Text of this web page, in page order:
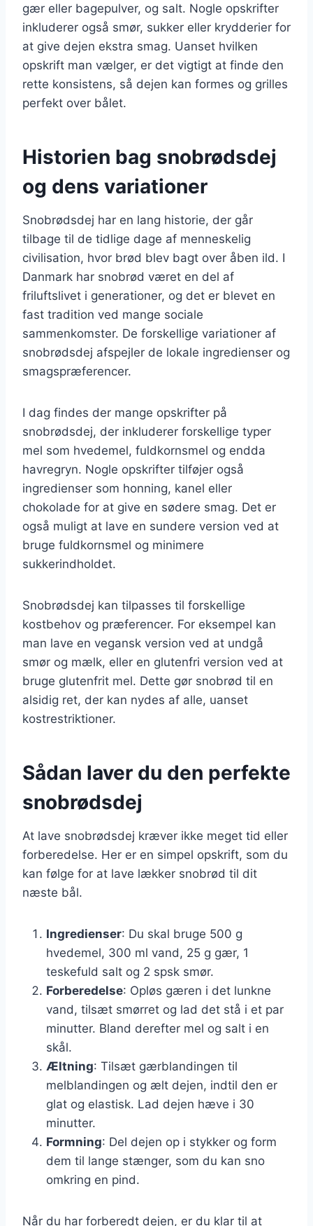
gær eller bagepulver, og salt. Nogle opskrifter
inkluderer også smør, sukker eller krydderier for
at give dejen ekstra smag. Uanset hvilken
opskrift man vælger, er det vigtigt at finde den
rette konsistens, så dejen kan formes og grilles
perfekt over bålet.
Historien bag snobrødsdej
og dens variationer
Snobrødsdej har en lang historie, der går
tilbage til de tidlige dage af menneskelig
civilisation, hvor brød blev bagt over åben ild. I
Danmark har snobrød været en del af
friluftslivet i generationer, og det er blevet en
fast tradition ved mange sociale
sammenkomster. De forskellige variationer af
snobrødsdej afspejler de lokale ingredienser og
smagspræferencer.
I dag findes der mange opskrifter på
snobrødsdej, der inkluderer forskellige typer
mel som hvedemel, fuldkornsmel og endda
havregryn. Nogle opskrifter tilføjer også
ingredienser som honning, kanel eller
chokolade for at give en sødere smag. Det er
også muligt at lave en sundere version ved at
bruge fuldkornsmel og minimere
sukkerindholdet.
Snobrødsdej kan tilpasses til forskellige
kostbehov og præferencer. For eksempel kan
man lave en vegansk version ved at undgå
smør og mælk, eller en glutenfri version ved at
bruge glutenfrit mel. Dette gør snobrød til en
alsidig ret, der kan nydes af alle, uanset
kostrestriktioner.
Sådan laver du den perfekte
snobrødsdej
At lave snobrødsdej kræver ikke meget tid eller
forberedelse. Her er en simpel opskrift, som du
kan følge for at lave lækker snobrød til dit
næste bål.
Ingredienser: Du skal bruge 500 g
hvedemel, 300 ml vand, 25 g gær, 1
teskefuld salt og 2 spsk smør.
Forberedelse: Opløs gæren i det lunkne
vand, tilsæt smørret og lad det stå i et par
minutter. Bland derefter mel og salt i en
skål.
Æltning: Tilsæt gærblandingen til
melblandingen og ælt dejen, indtil den er
glat og elastisk. Lad dejen hæve i 30
minutter.
Formning: Del dejen op i stykker og form
dem til lange stænger, som du kan sno
omkring en pind.
Når du har forberedt dejen, er du klar til at